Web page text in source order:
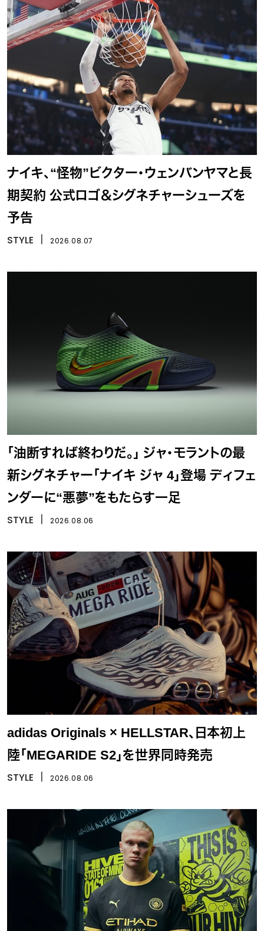
ナイキ、“怪物”ビクター・ウェンバンヤマと長
期契約 公式ロゴ＆シグネチャーシューズを
予告
STYLE 2026.08.07
「油断すれば終わりだ。」 ジャ・モラントの最
新シグネチャー「ナイキ ジャ 4」登場 ディフェ
ンダーに“悪夢”をもたらす一足
STYLE 2026.08.06
adidas Originals × HELLSTAR、日本初上
陸「MEGARIDE S2」を世界同時発売
STYLE 2026.08.06